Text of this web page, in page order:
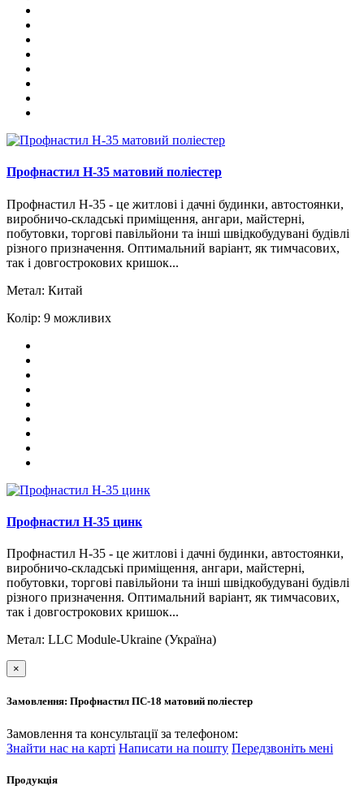
Профнастил H-35 матовий поліестер
Профнастил Н-35 - це житлові і дачні будинки, автостоянки,
виробничо-складські приміщення, ангари, майстерні,
побутовки, торгові павільйони та інші швідкобудувані будівлі
різного призначення. Оптимальний варіант, як тимчасових,
так і довгострокових кришок...
Метал: Китай
Колір: 9 можливих
Профнастил H-35 цинк
Профнастил Н-35 - це житлові і дачні будинки, автостоянки,
виробничо-складські приміщення, ангари, майстерні,
побутовки, торгові павільйони та інші швідкобудувані будівлі
різного призначення. Оптимальний варіант, як тимчасових,
так і довгострокових кришок...
Метал: LLC Module-Ukraine (Україна)
×
Замовлення: Профнастил ПС-18 матовий поліестер
Замовлення та консультації за телефоном:
Знайти нас на карті Написати на пошту Передзвоніть мені
Продукція